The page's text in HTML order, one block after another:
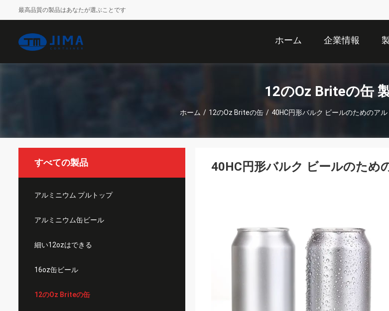
最高品質の製品はあなたが選ぶことです
ホーム 企業情報
12のOz Briteの缶
ホーム / 12のOz Briteの缶 / 40HC円形バルク ビールのためのア
すべての製品
アルミニウム プルトップ
アルミニウム缶ビール
細い12ozはできる
16oz缶ビール
12のOz Briteの缶
40HC円形バルク ビールのため